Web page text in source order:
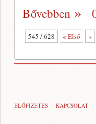
Bővebben
545 / 628 « Első «
ELŐFIZETÉS KAPCSOLAT